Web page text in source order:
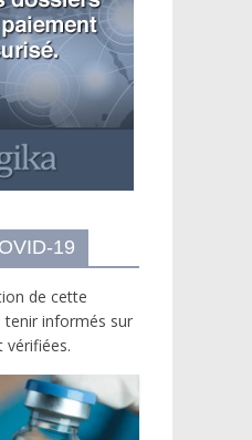
19
de cette
tenir informés sur
vérifiées.